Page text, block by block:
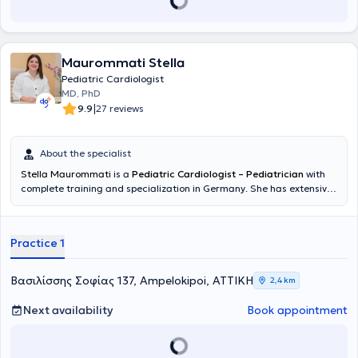
Director of the Postgraduate Program "Strategies for
gender of minors at the Ministry of Health and the International
Committee for the development of "friendly" services according to
the WHO guidelines.
Maurommati Stella
Pediatric Cardiologist
MD, PhD
9.9|27 reviews
About the specialist
Stella Maurommati is a Pediatric Cardiologist – Pediatrician with
complete training and specialization in Germany. She has extensive
diagnosis, monitoring, and management of congenital and
general pediatric care. She is experienced in diagnostic
ultrasonography and in the care of children with increased
monitoring needs. She provided pediatric cardiology assessment
and follow-up for elite athletes within the framework of the Essen
Olympic Training Center, ensuring their safe participation in sports.
Currently, she works at MITERA Hospital, delivering responsible,
and appropriate parental education.
Practice 1
Βασιλίσσης Σοφίας 137, Ampelokipoi, ΑΤΤΙΚΗ 2,4 km
Next availability Book appointment